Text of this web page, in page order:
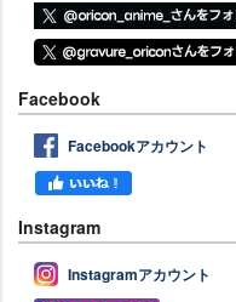
Facebook
Facebookアカウント
Instagram
Instagramアカウント